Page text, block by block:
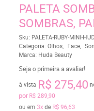
PALETA
SOMBRAS,
Sku: PALETA-RUBY-MINI-
Categoria: Olhos Face
Marca: Huda Beauty
Seja o primeira a avaliar!
à vista R$ 275,40
por R$ 289,90
ou em 3xde R$ 96,63